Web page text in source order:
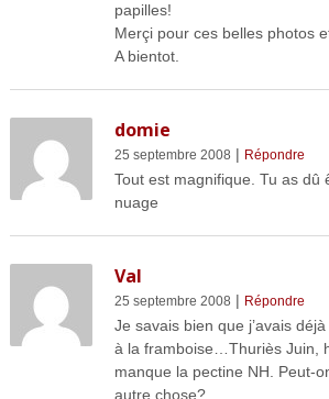
papilles!
Merçi pour ces belles photos
A bientot.
domie
25 septembre 2008 | Répondre
Tout est magnifique. Tu as dû
nuage
Val
25 septembre 2008 | Répondre
Je savais bien que j’avais
à la framboise…Thuriès Juin,
manque la pectine NH. Peut-
autre chose?